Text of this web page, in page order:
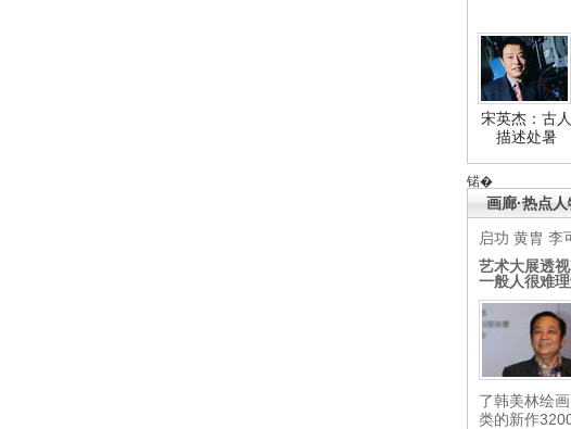
宋英杰：古人
描述处暑
锘�
画廊·热点人
启功 黄胄 李
艺术大展透
一般人很难
了韩美林绘
类的新作